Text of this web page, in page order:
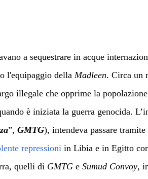
a sequestrare in acque
l'equipaggio della Madleen. Circa un
illegale che opprime la
è iniziata la guerra genocida.
”, GMTG), intendeva passare
repressioniin Libia e in Egitto
quelli di GMTGe Sumud Convoy,